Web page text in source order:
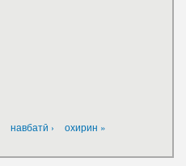
навбатӣ › охирин »